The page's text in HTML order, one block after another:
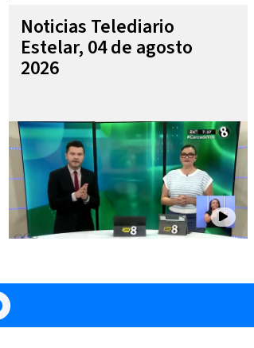
Noticias Telediario
Estelar, 04 de agosto
2026